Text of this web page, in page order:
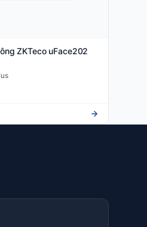
ZKTeco uFace202